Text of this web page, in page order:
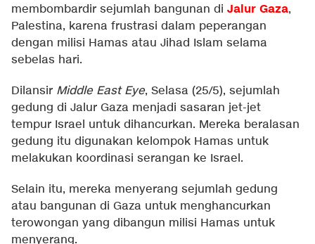
membombardir sejumlah bangunan di Jalur Gaza,
Palestina, karena frustrasi dalam peperangan
dengan milisi Hamas atau Jihad Islam selama
sebelas hari.
Dilansir Middle East Eye, Selasa (25/5), sejumlah
gedung di Jalur Gaza menjadi sasaran jet-jet
tempur Israel untuk dihancurkan. Mereka beralasan
gedung itu digunakan kelompok Hamas untuk
melakukan koordinasi serangan ke Israel.
Selain itu, mereka menyerang sejumlah gedung
atau bangunan di Gaza untuk menghancurkan
terowongan yang dibangun milisi Hamas untuk
menyerang.